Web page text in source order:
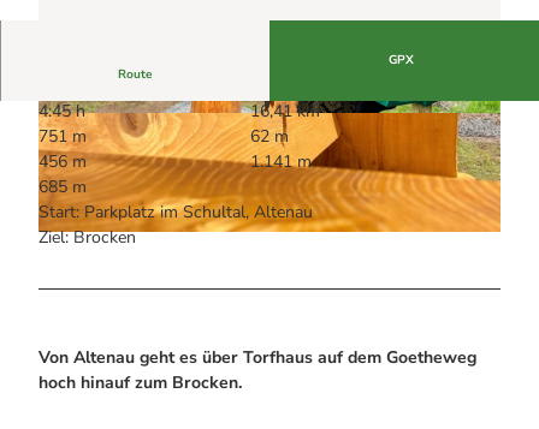
Wanderführer Jörg Kühnhold
Einkaufen
© Tourist-Informationen Oberharz, Harz: Magische Gebirgswelt
© Tourist-Informationen Oberharz, Harz: Magis
che Gebirgswelt
© Tourist-Informationen Oberharz, Harz: Magis
che Gebirgswelt
Route
GPX
4:45 h
16,41 km
751 m
62 m
456 m
1.141 m
685 m
Start: Parkplatz im Schultal, Altenau
Ziel: Brocken
Von Altenau geht es über Torfhaus auf dem Goetheweg
hoch hinauf zum Brocken.